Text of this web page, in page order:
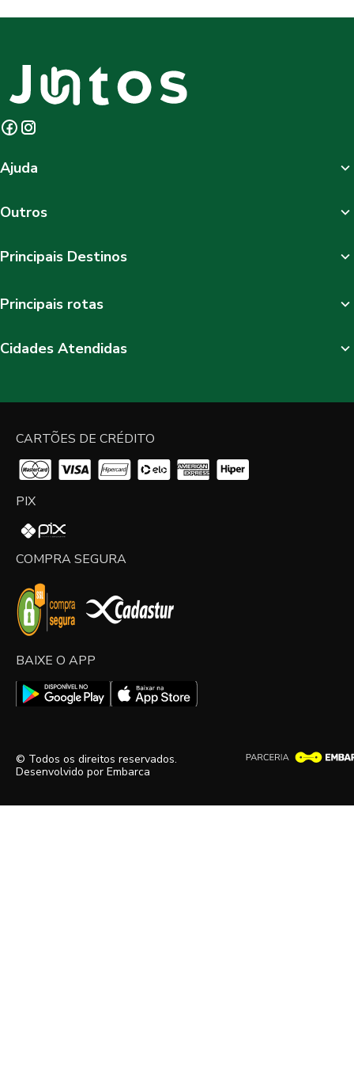
Ajuda
Outros
Principais Destinos
Principais rotas
Cidades Atendidas
CARTÕES DE CRÉDITO
PIX
COMPRA SEGURA
BAIXE O APP
© Todos os direitos reservados.
Desenvolvido por Embarca